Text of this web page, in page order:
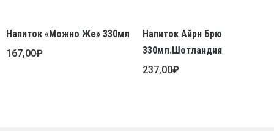
Напиток «Можно Же» 330мл
167,00₽
Напиток Айрн Брю
330мл.Шотландия
237,00₽